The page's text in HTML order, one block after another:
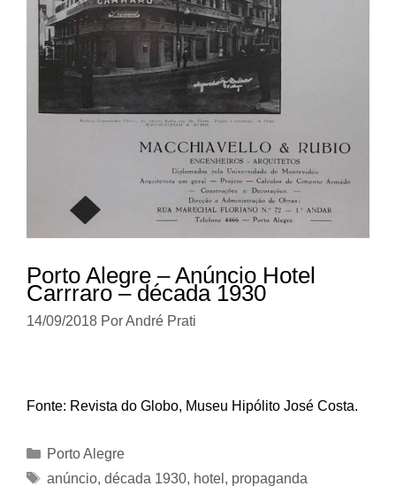
Porto Alegre – Anúncio Hotel
Carrraro – década 1930
14/09/2018 PorAndré Prati
Fonte: Revista do Globo, Museu Hipólito José Costa.
Categorias
Porto Alegre
Tags
anúncio, década 1930, hotel , propaganda